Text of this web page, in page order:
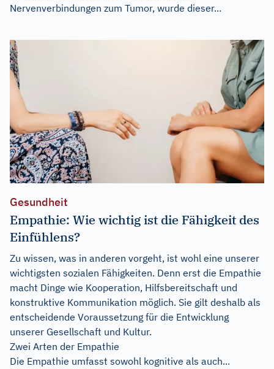
Nervenverbindungen zum Tumor, wurde dieser...
Gesundheit
Empathie: Wie wichtig ist die Fähigkeit des
Einfühlens?
Zu wissen, was in anderen vorgeht, ist wohl eine unserer
wichtigsten sozialen Fähigkeiten. Denn erst die Empathie
macht Dinge wie Kooperation, Hilfsbereitschaft und
konstruktive Kommunikation möglich. Sie gilt deshalb als
entscheidende Voraussetzung für die Entwicklung
unserer Gesellschaft und Kultur.
Zwei Arten der Empathie
Die Empathie umfasst sowohl kognitive als auch...